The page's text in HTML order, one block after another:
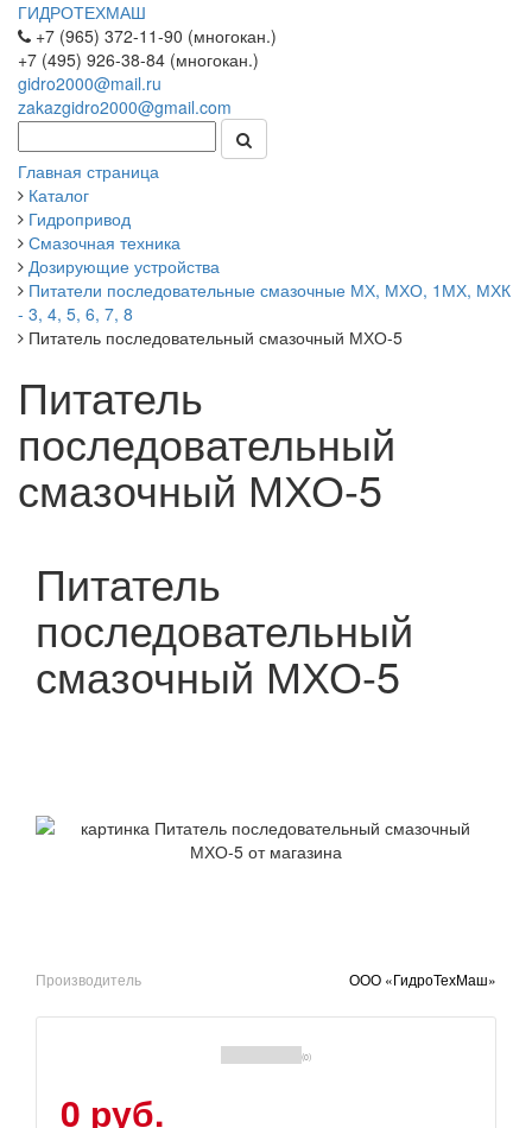
ГИДРОТЕХМАШ
+7 (965) 372-11-90 (многокан.)
+7 (495) 926-38-84 (многокан.)
gidro2000@mail.ru
zakazgidro2000@gmail.com
Главная страница
Каталог
Гидропривод
Смазочная техника
Дозирующие устройства
Питатели последовательные смазочные МХ, МХО, 1МХ, МХК
- 3, 4, 5, 6, 7, 8
Питатель последовательный смазочный МХО-5
Питатель
последовательный
смазочный МХО-5
Питатель
последовательный
смазочный МХО-5
Производитель ООО «ГидроТехМаш»
(0)
0 руб.